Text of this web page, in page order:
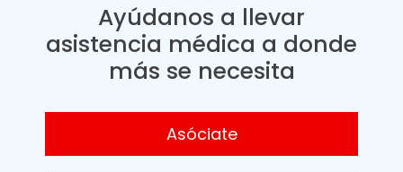
Ayúdanos a llevar
asistencia médica a donde
más se necesita
Asóciate